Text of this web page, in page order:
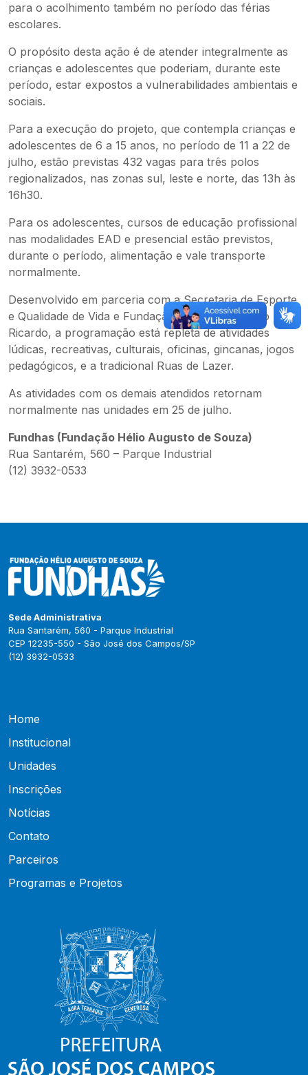
para o acolhimento também no período das férias
escolares.
O propósito desta ação é de atender integralmente as
crianças e adolescentes que poderiam, durante este
período, estar expostos a vulnerabilidades ambientais e
sociais.
Para a execução do projeto, que contempla crianças e
adolescentes de 6 a 15 anos, no período de 11 a 22 de
julho, estão previstas 432 vagas para três polos
regionalizados, nas zonas sul, leste e norte, das 13h às
16h30.
Para os adolescentes, cursos de educação profissional
nas modalidades EAD e presencial estão previstos,
durante o período, alimentação e vale transporte
normalmente.
Desenvolvido em parceria com a Secretaria de Esporte
e Qualidade de Vida e Fundação Cultural Cassiano
Ricardo, a programação está repleta de atividades
lúdicas, recreativas, culturais, oficinas, gincanas, jogos
pedagógicos, e a tradicional Ruas de Lazer.
As atividades com os demais atendidos retornam
normalmente nas unidades em 25 de julho.
Fundhas (Fundação Hélio Augusto de Souza)
Rua Santarém, 560 – Parque Industrial
(12) 3932-0533
Sede Administrativa
Rua Santarém, 560 - Parque Industrial
CEP 12235-550 - São José dos Campos/SP
(12) 3932-0533
Home
Institucional
Unidades
Inscrições
Notícias
Contato
Parceiros
Programas e Projetos